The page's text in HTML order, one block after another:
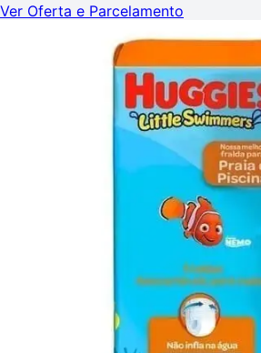
Ver Oferta e Parcelamento